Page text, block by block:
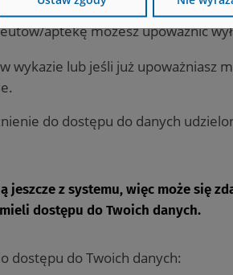
zaproponuje Ci system. Potem
aptekę możesz upoważnić
wykazie lub jeśli już upoważniasz
do dostępu do danych
z systemu, więc może się
dostępu do Twoich danych.
dostępu do Twoich danych: